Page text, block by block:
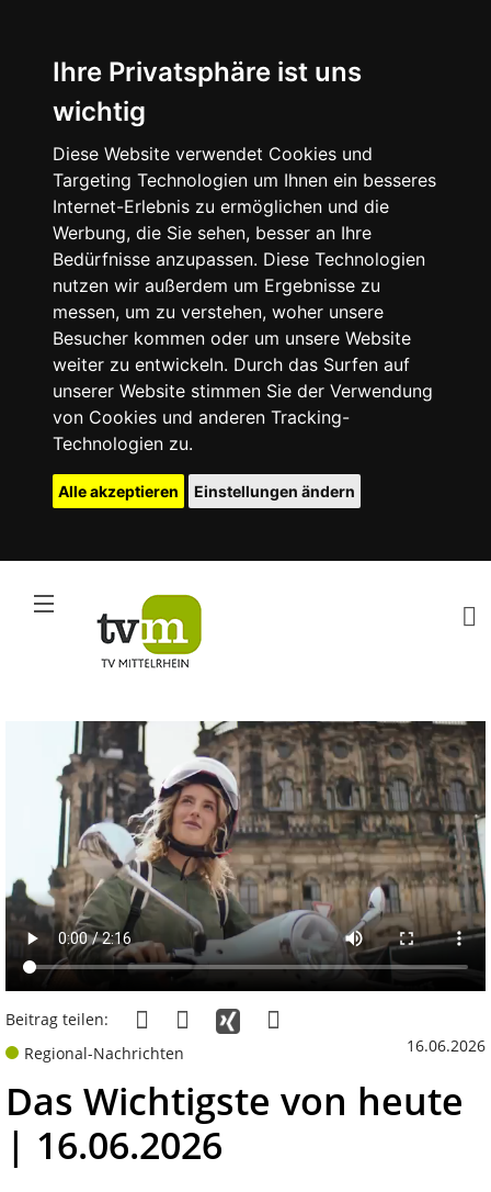
Ihre Privatsphäre ist uns
wichtig
Diese Website verwendet Cookies und
Targeting Technologien um Ihnen ein besseres
Internet-Erlebnis zu ermöglichen und die
Werbung, die Sie sehen, besser an Ihre
Bedürfnisse anzupassen. Diese Technologien
nutzen wir außerdem um Ergebnisse zu
messen, um zu verstehen, woher unsere
Besucher kommen oder um unsere Website
weiter zu entwickeln. Durch das Surfen auf
unserer Website stimmen Sie der Verwendung
von Cookies und anderen Tracking-
Technologien zu.
Alle akzeptieren Einstellungen ändern
Beitrag teilen:
Regional-Nachrichten
16.06.2026
Das Wichtigste von heute
| 16.06.2026